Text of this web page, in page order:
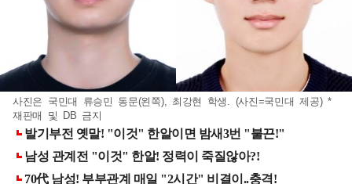
사진은 국민대 류승민 동문(왼쪽), 최강현 학생. (사진=국민대 제공) *
재판매 및 DB 금지